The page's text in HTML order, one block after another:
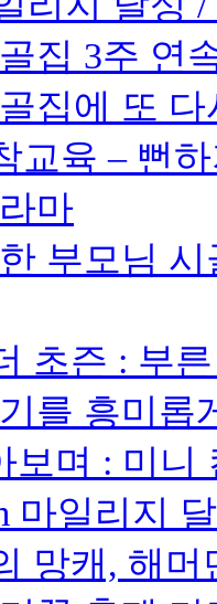
집 3주 연
집에 또
교육 – 뻔
마
부모님 시
초즌 : 부른
를 흥미롭
보며 : 미니
마일리지
망캐, 해머